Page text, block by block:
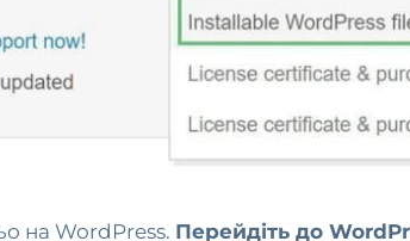
на WordPress. Перейдіть до